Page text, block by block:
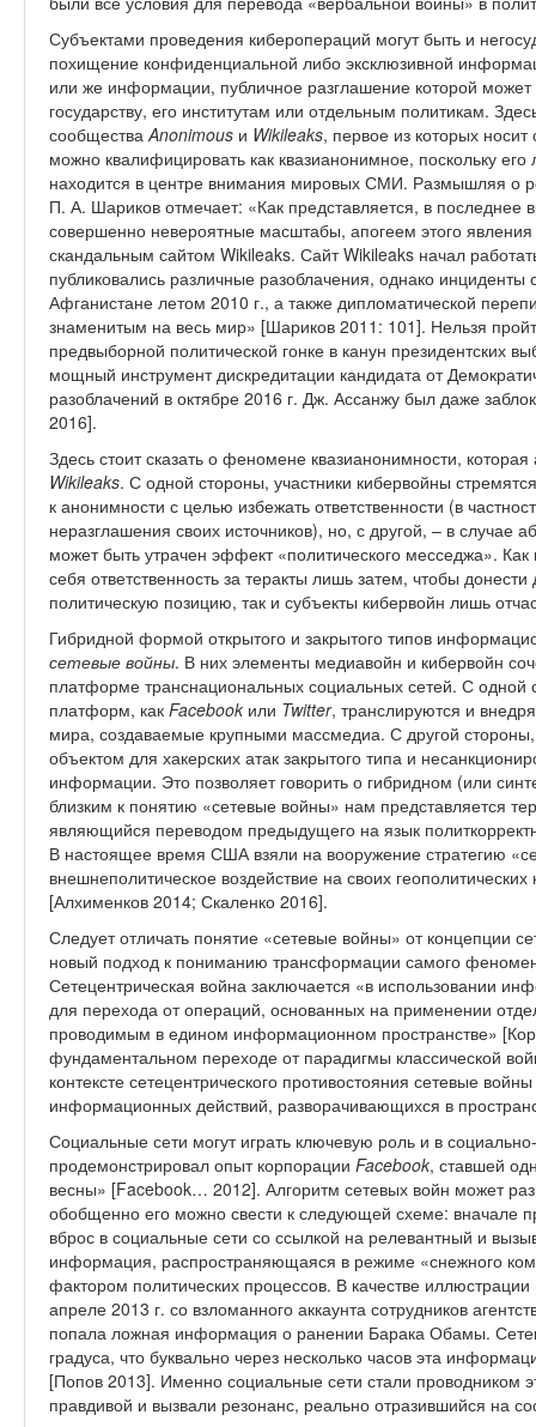
Субъектами проведения киберопераций могут быть и
похищение конфиденциальной либо эксклюзивной
или же информации, публичное разглашение которой
государству, его институтам или отдельным политикам.
сообществаAnonimous и Wikileaks, первое из которых
можно квалифицировать как квазианонимное, поскольку
находится в центре внимания мировых СМИ. Размышляя о
П. А. Шариков отмечает: «Как представляется, в
совершенно невероятные масштабы, апогеем этого
скандальным сайтом Wikileaks. Сайт Wikileaks начал
публиковались различные разоблачения, однако инциденты
Афганистане летом 2010 г., а также дипломатической
знаменитым на весь мир» [Шариков 2011: 101]. Нельзя
предвыборной политической гонке в канун президентских
мощный инструмент дискредитации кандидата от
разоблачений в октябре 2016 г. Дж. Ассанжу был даже
2016].
Здесь стоит сказать о феномене квазианонимности,
Wikileaks. С одной стороны, участники кибервойны стремятся
к анонимности с целью избежать ответственности (в
неразглашения своих источников), но, с другой, – в случае
может быть утрачен эффект «политического месседжа».
себя ответственность за теракты лишь затем, чтобы
политическую позицию, так и субъекты кибервойн лишь
Гибридной формой открытого и закрытого типов
сетевые войны. В них элементы медиавойн и кибервойн
платформе транснациональных социальных сетей. С одной
платформ, как Facebook или Twitter, транслируются и
мира, создаваемые крупными массмедиа. С другой
объектом для хакерских атак закрытого типа и
информации. Это позволяет говорить о гибридном (или
близким к понятию «сетевые войны» нам представляется
являющийся переводом предыдущего на язык
В настоящее время США взяли на вооружение стратегию
внешнеполитическое воздействие на своих
[Алхименков 2014; Скаленко 2016].
Следует отличать понятие «сетевые войны» от концепции
новый подход к пониманию трансформации самого
Сетецентрическая война заключается «в использовании
для перехода от операций, основанных на применении
проводимым в едином информационном пространстве»
фундаментальном переходе от парадигмы классической
контексте сетецентрического противостояния сетевые
информационных действий, разворачивающихся в
Социальные сети могут играть ключевую роль и в
продемонстрировал опыт корпорации Facebook, ставшей
весны» [Facebook… 2012]. Алгоритм сетевых войн может
обобщенно его можно свести к следующей схеме:
вброс в социальные сети со ссылкой на релевантный и
информация, распространяющаяся в режиме «снежного
фактором политических процессов. В качестве
апреле 2013 г. со взломанного аккаунта сотрудников
попала ложная информация о ранении Барака Обамы.
градуса, что буквально через несколько часов эта
[Попов 2013]. Именно социальные сети стали проводником
правдивой и вызвали резонанс, реально отразившийся на